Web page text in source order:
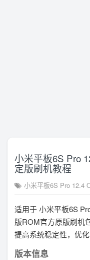
小米平板6S Pro
定版刷机教程
小米平板6S Pro 12.4
适用于 小米平板6S
版ROM官方原版刷机
提高系统稳定性，优
版本信息